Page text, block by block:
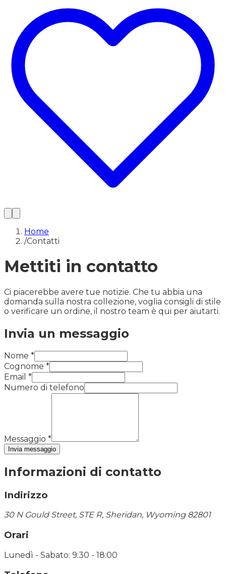
Home
/Contatti
Mettiti in contatto
Ci piacerebbe avere tue notizie. Che tu abbia una
domanda sulla nostra collezione, voglia consigli di stile
o verificare un ordine, il nostro team è qui per aiutarti.
Invia un messaggio
Nome *
Cognome *
Email *
Numero di telefono
Messaggio *
Invia messaggio
Informazioni di contatto
Indirizzo
30 N Gould Street, STE R, Sheridan, Wyoming 82801
Orari
Lunedì - Sabato: 9:30 - 18:00